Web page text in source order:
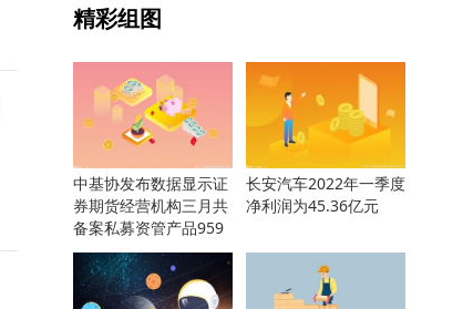
精彩组图
中基协发布数据显示证
券期货经营机构三月共
备案私募资管产品959
只
长安汽车2022年一季度
净利润为45.36亿元